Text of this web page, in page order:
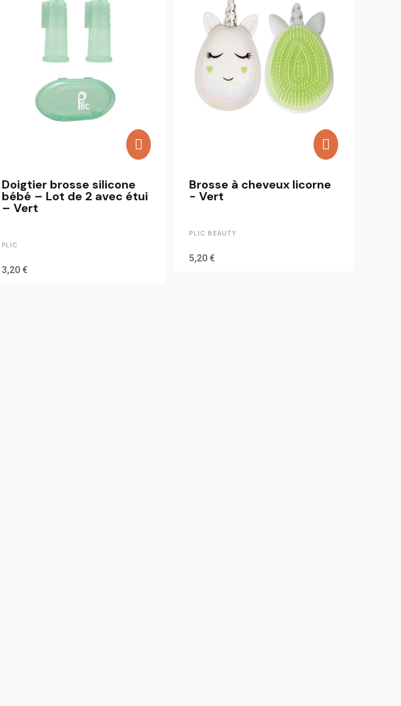
Doigtier brosse silicone
bébé – Lot de 2 avec étui
– Vert
PLIC
3,20 €
Brosse à cheveux licorne
- Vert
PLIC BEAUTY
5,20 €